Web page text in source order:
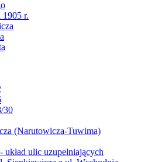
r.
30
(Narutowicza-Tuwima)
układ ulic uzupełniających